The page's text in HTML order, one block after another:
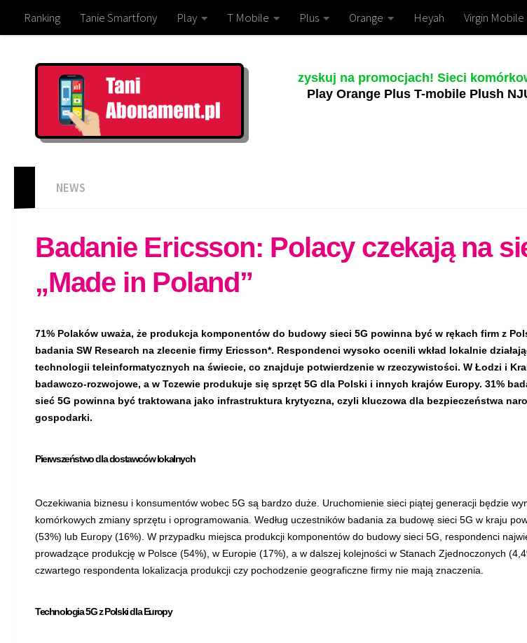
Ranking Tanie Smartfony Play T Mobile Plus Orange Heyah Virgin Mobile
zyskuj na promocjach! Sieci
Play Orange Plus T-mobile Plush
NEWS
Badanie Ericsson: Polacy czekają na
„Made in Poland”
71% Polaków uważa, że produkcja komponentów do budowy sieci 5G powinna być w rękach firm z
badania SW Research na zlecenie firmy Ericsson*. Respondenci wysoko ocenili wkład lokalnie
technologii teleinformatycznych na świecie, co znajduje potwierdzenie w rzeczywistości. W Łodzi i
badawczo-rozwojowe, a w Tczewie produkuje się sprzęt 5G dla Polski i innych krajów Europy. 31%
sieć 5G powinna być traktowana jako infrastruktura krytyczna, czyli kluczowa dla bezpieczeństwa
gospodarki.
Pierwszeństwo dla dostawców lokalnych
Oczekiwania biznesu i konsumentów wobec 5G są bardzo duże. Uruchomienie sieci piątej generacji będzie
komórkowych zmiany sprzętu i oprogramowania. Według uczestników badania za budowę sieci 5G w kraju
(53%) lub Europy (16%). W przypadku miejsca produkcji komponentów do budowy sieci 5G, respondenci
prowadzące produkcję w Polsce (54%), w Europie (17%), a w dalszej kolejności w Stanach Zjednoczonych
czwartego respondenta lokalizacja produkcji czy pochodzenie geograficzne firmy nie mają znaczenia.
Technologia 5G z Polski dla Europy